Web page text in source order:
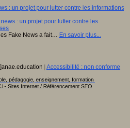
: un projet pour lutter contre les informations
Fake News a fait… En savoir plus...
| Accessibilité : non conforme
pédagogie, enseignement, formation
- Sites Internet / Référencement SEO